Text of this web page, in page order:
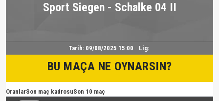
Sport Siegen - Schalke 04 II
Tarih: 09/08/2025 15:00 Lig:
BU MAÇA NE OYNARSIN?
OranlarSon maç kadrosuSon 10 maç